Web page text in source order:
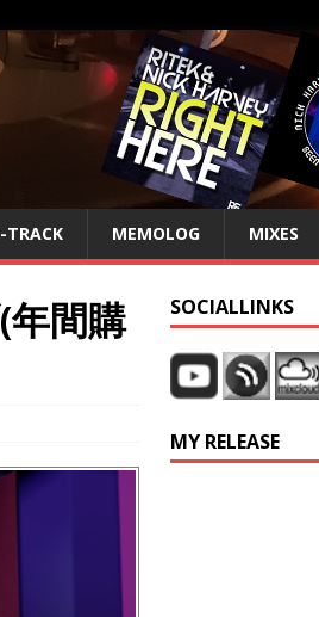
TRACK MEMOLOG MIXES
間購
SOCIALLINKS
MY RELEASE